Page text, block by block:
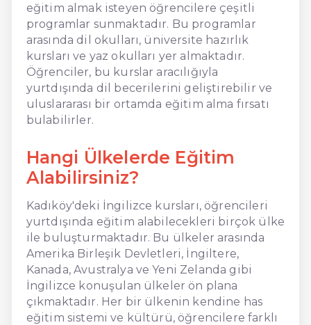
eğitim almak isteyen öğrencilere çeşitli
programlar sunmaktadır. Bu programlar
arasında dil okulları, üniversite hazırlık
kursları ve yaz okulları yer almaktadır.
Öğrenciler, bu kurslar aracılığıyla
yurtdışında dil becerilerini geliştirebilir ve
uluslararası bir ortamda eğitim alma fırsatı
bulabilirler.
Hangi Ülkelerde Eğitim
Alabilirsiniz?
Kadıköy'deki İngilizce kursları, öğrencileri
yurtdışında eğitim alabilecekleri birçok ülke
ile buluşturmaktadır. Bu ülkeler arasında
Amerika Birleşik Devletleri, İngiltere,
Kanada, Avustralya ve Yeni Zelanda gibi
İngilizce konuşulan ülkeler ön plana
çıkmaktadır. Her bir ülkenin kendine has
eğitim sistemi ve kültürü, öğrencilere farklı